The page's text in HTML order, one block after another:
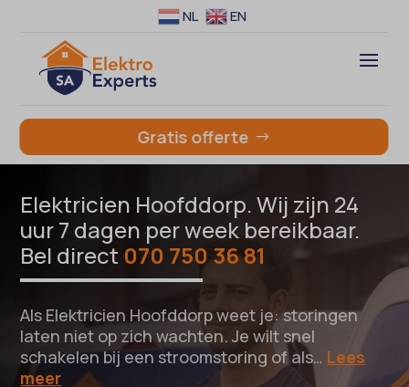
NL EN
Gratis offerte
Elektricien Hoofddorp. Wij zijn 24
uur 7 dagen per week bereikbaar.
Bel direct 070 750 36 81
Als Elektricien Hoofddorp weet je: storingen
laten niet op zich wachten. Je wilt snel
schakelen bij een stroomstoring of als… Lees
meer